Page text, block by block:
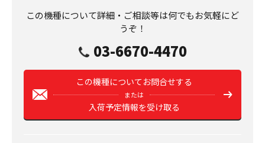
この機種について詳細・ご相談等は何でもお気軽にど
うぞ！
03-6670-4470
この機種についてお問合せする
または
入荷予定情報を受け取る